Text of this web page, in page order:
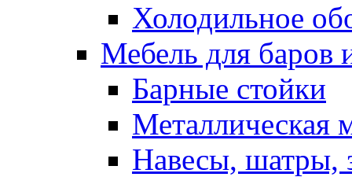
Холодильное
Мебель для баров
Барные стойки
Металлическая
Навесы, шатры,